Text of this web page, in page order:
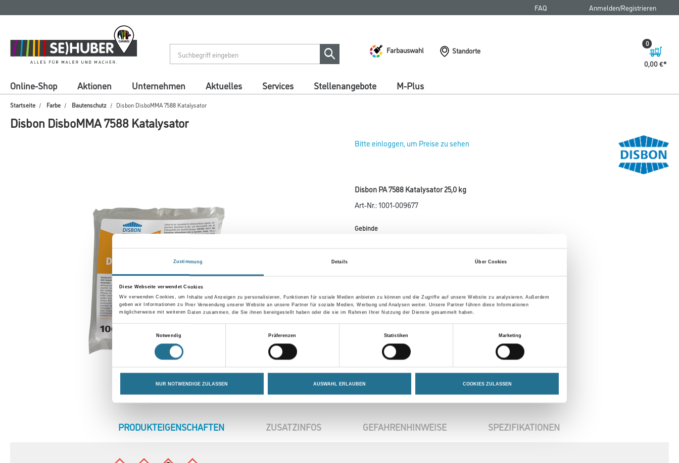
Zustimmung Details Über Cookies
Diese Webseite verwendet Cookies
Wir verwenden Cookies, um Inhalte und Anzeigen zu personalisieren, Funktionen für soziale Medien anbieten zu können und die Zugriffe auf unsere Website zu analysieren. Außerdem
geben wir Informationen zu Ihrer Verwendung unserer Website an unsere Partner für soziale Medien, Werbung und Analysen weiter. Unsere Partner führen diese Informationen
möglicherweise mit weiteren Daten zusammen, die Sie ihnen bereitgestellt haben oder die sie im Rahmen Ihrer Nutzung der Dienste gesammelt haben.
Einwilligungsauswahl
Notwendig
Präferenzen Statistiken Marketing
NUR NOTWENDIGE ZULASSEN AUSWAHL ERLAUBEN COOKIES ZULASSEN
springen
springen
FAQ Anmelden/Registrieren
Farbauswahl
Standorte
0,00 €
0
Online-Shop Aktionen Unternehmen Aktuelles Services Stellenangebote M-Plus
Startseite Farbe Bautenschutz Disbon DisboMMA 7588 Katalysator
Disbon DisboMMA 7588 Katalysator
Bitte einloggen, um Preise zu sehen
Disbon PA 7588 Katalysator 25,0 kg
Art-Nr.:1001-009677
Gebinde
CURRENT
PRODUKTEIGENSCHAFTEN ZUSATZINFOS GEFAHRENHINWEISE SPEZIFIKATIONEN